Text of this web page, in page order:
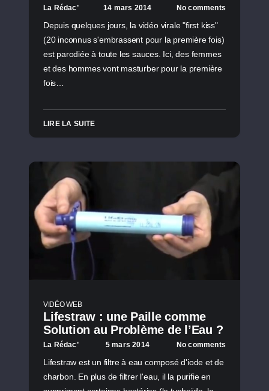
La Rédac’ 14 mars 2014 No comments
Depuis quelques jours, la vidéo virale "first kiss"
(20 inconnus s'embrassent pour la première fois)
est parodiée à toute les sauces. Ici, des femmes
et des hommes vont masturber pour la première
fois…
LIRE LA SUITE
VIDÉO WEB
Lifestraw : une Paille comme
Solution au Problème de l’Eau ?
La Rédac’ 5 mars 2014 No comments
Lifestraw est un filtre à eau composé d'iode et de
charbon. En plus de filtrer l'eau, il la purifie en